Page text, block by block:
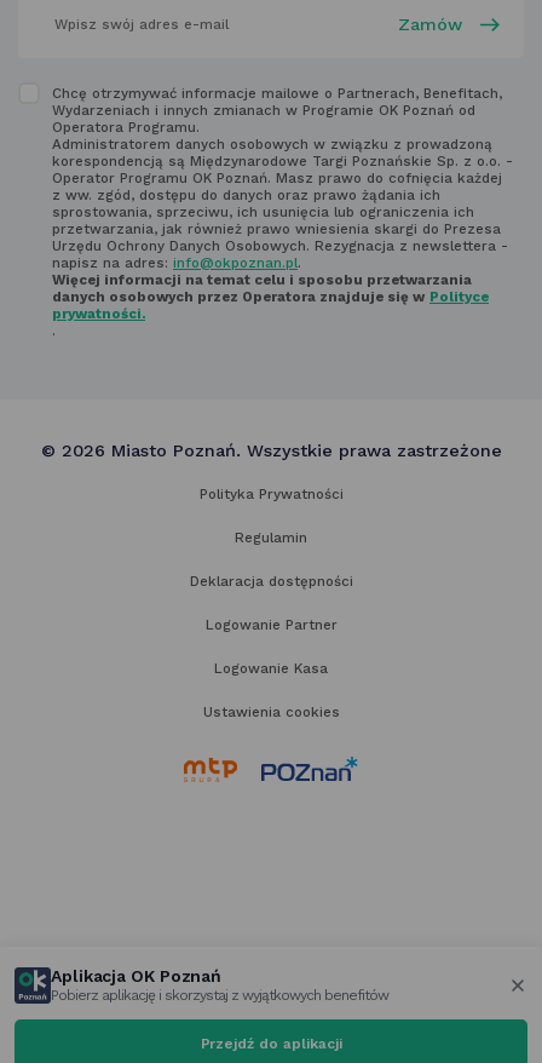
poniżej
Zapoznaj
z regulaminem
newsletter'a
Chcę otrzymywać informacje mailowe o Partnerach, Benefitach,
Wydarzeniach i innych zmianach w Programie OK Poznań od
Operatora Programu.
Administratorem danych osobowych w związku z prowadzoną
korespondencją są Międzynarodowe Targi Poznańskie Sp. z o.o. -
Operator Programu OK Poznań. Masz prawo do cofnięcia każdej
z ww. zgód, dostępu do danych oraz prawo żądania ich
sprostowania, sprzeciwu, ich usunięcia lub ograniczenia ich
przetwarzania, jak również prawo wniesienia skargi do Prezesa
Urzędu Ochrony Danych Osobowych. Rezygnacja z newslettera -
napisz na adres: info@okpoznan.pl.
Więcej informacji na temat celu i sposobu przetwarzania
danych osobowych przez Operatora znajduje się w Polityce
prywatności.
.
© 2026 Miasto Poznań. Wszystkie prawa zastrzeżone
Polityka Prywatności
Regulamin
Deklaracja dostępności
Logowanie Partner
Logowanie Kasa
Ustawienia cookies
link
link
Aplikacja OK Poznań
Pobierz aplikację i skorzystaj z wyjątkowych benefitów
Przejdź do aplikacji